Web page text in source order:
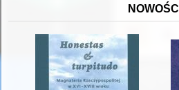
NOWOŚCI